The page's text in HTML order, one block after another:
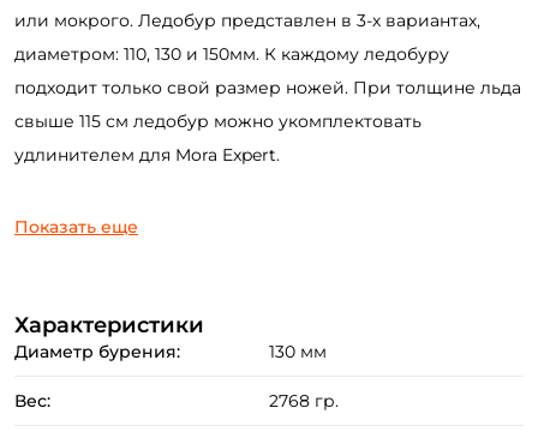
или мокрого. Ледобур представлен в 3-х вариантах,
диаметром: 110, 130 и 150мм. К каждому ледобуру
подходит только свой размер ножей. При толщине льда
свыше 115 см ледобур можно укомплектовать
удлинителем для Mora Expert.
Показать еще
Характеристики
Диаметр бурения: 130 мм
Вес: 2768 гр.
ФИО: *
Повторите пароль: *
Заполняя данную форму вы соглашаетесь на обработку